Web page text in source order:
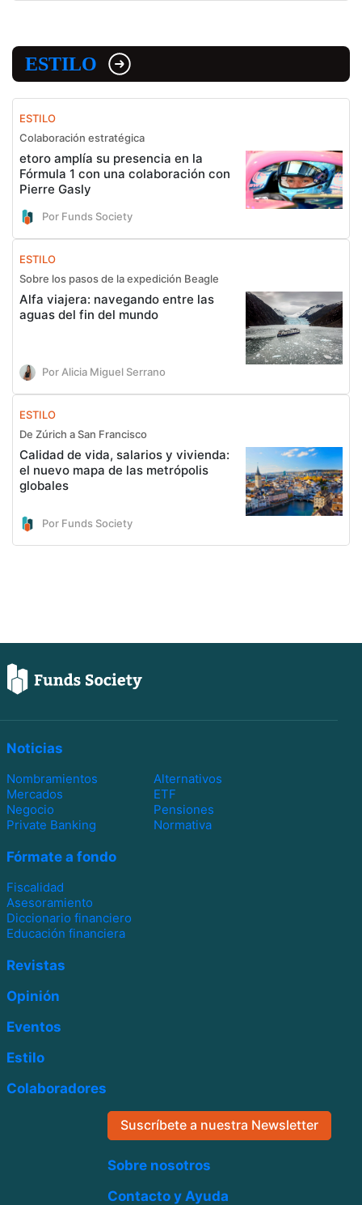
ESTILO
ESTILO
Colaboración estratégica
etoro amplía su presencia en la
Fórmula 1 con una colaboración con
Pierre Gasly
Por Funds Society
ESTILO
Sobre los pasos de la expedición Beagle
Alfa viajera: navegando entre las
aguas del fin del mundo
Por Alicia Miguel Serrano
ESTILO
De Zúrich a San Francisco
Calidad de vida, salarios y vivienda:
el nuevo mapa de las metrópolis
globales
Por Funds Society
Noticias
Nombramientos
Alternativos
Mercados
ETF
Negocio
Pensiones
Private Banking
Normativa
Fórmate a fondo
Fiscalidad
Asesoramiento
Diccionario financiero
Educación financiera
Revistas
Opinión
Eventos
Estilo
Colaboradores
Suscríbete a nuestra Newsletter
Sobre nosotros
Contacto y Ayuda